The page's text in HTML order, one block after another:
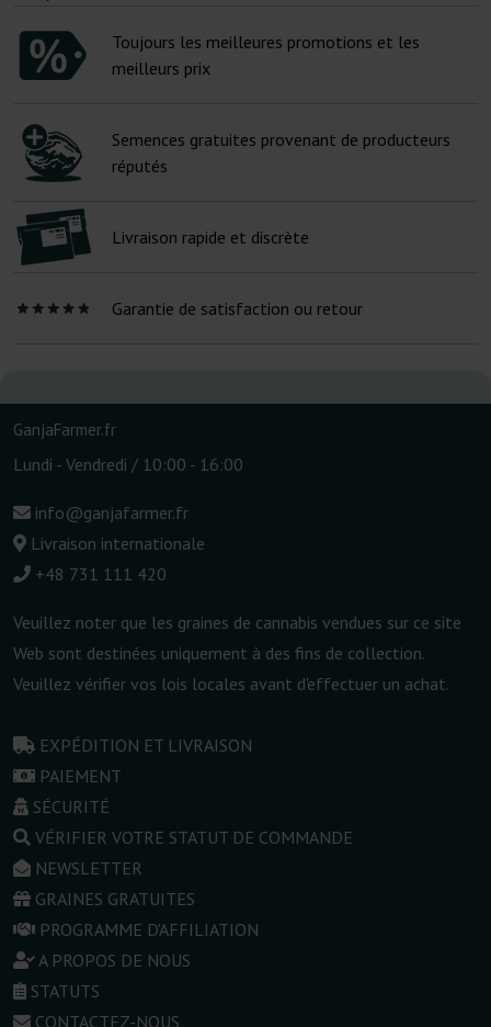
Toujours les meilleures promotions et les
meilleurs prix
Semences gratuites provenant de producteurs
réputés
Livraison rapide et discrète
Garantie de satisfaction ou retour
GanjaFarmer.fr
Lundi - Vendredi / 10:00 - 16:00
info@ganjafarmer.fr
Livraison internationale
+48 731 111 420
Veuillez noter que les graines de cannabis vendues sur ce site
Web sont destinées uniquement à des fins de collection.
Veuillez vérifier vos lois locales avant d'effectuer un achat.
EXPÉDITION ET LIVRAISON
PAIEMENT
SÉCURITÉ
VÉRIFIER VOTRE STATUT DE COMMANDE
NEWSLETTER
GRAINES GRATUITES
PROGRAMME D'AFFILIATION
A PROPOS DE NOUS
STATUTS
CONTACTEZ-NOUS